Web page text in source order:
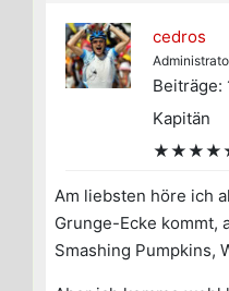
cedros
Beiträge:
Kapitän
Am liebsten höre ich
Grunge-Ecke kommt,
Smashing Pumpkins,